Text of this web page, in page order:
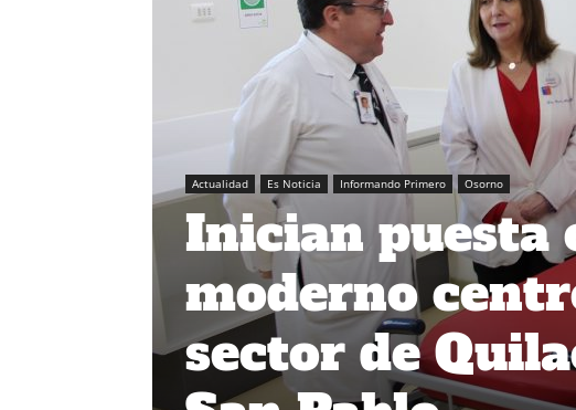
Actualidad Es Noticia Informando Primero Osorno
Inician puesta
moderno
sector de